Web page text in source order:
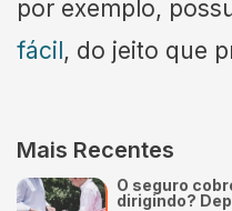
por exemplo,
fácil, do jeito que
Mais Recentes
O seguro
dirigindo?